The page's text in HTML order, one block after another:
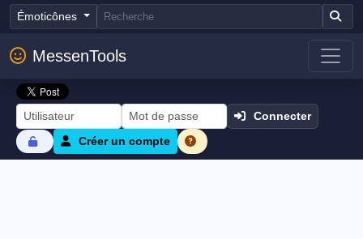
Émoticônes
MessenTools
Connecter
Créer un compte